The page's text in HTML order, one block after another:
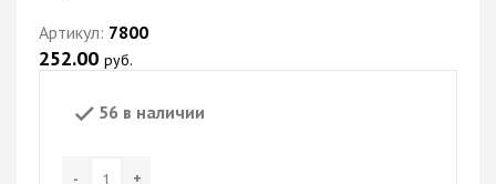
Артикул: 7800
252.00 руб.
56 в наличии